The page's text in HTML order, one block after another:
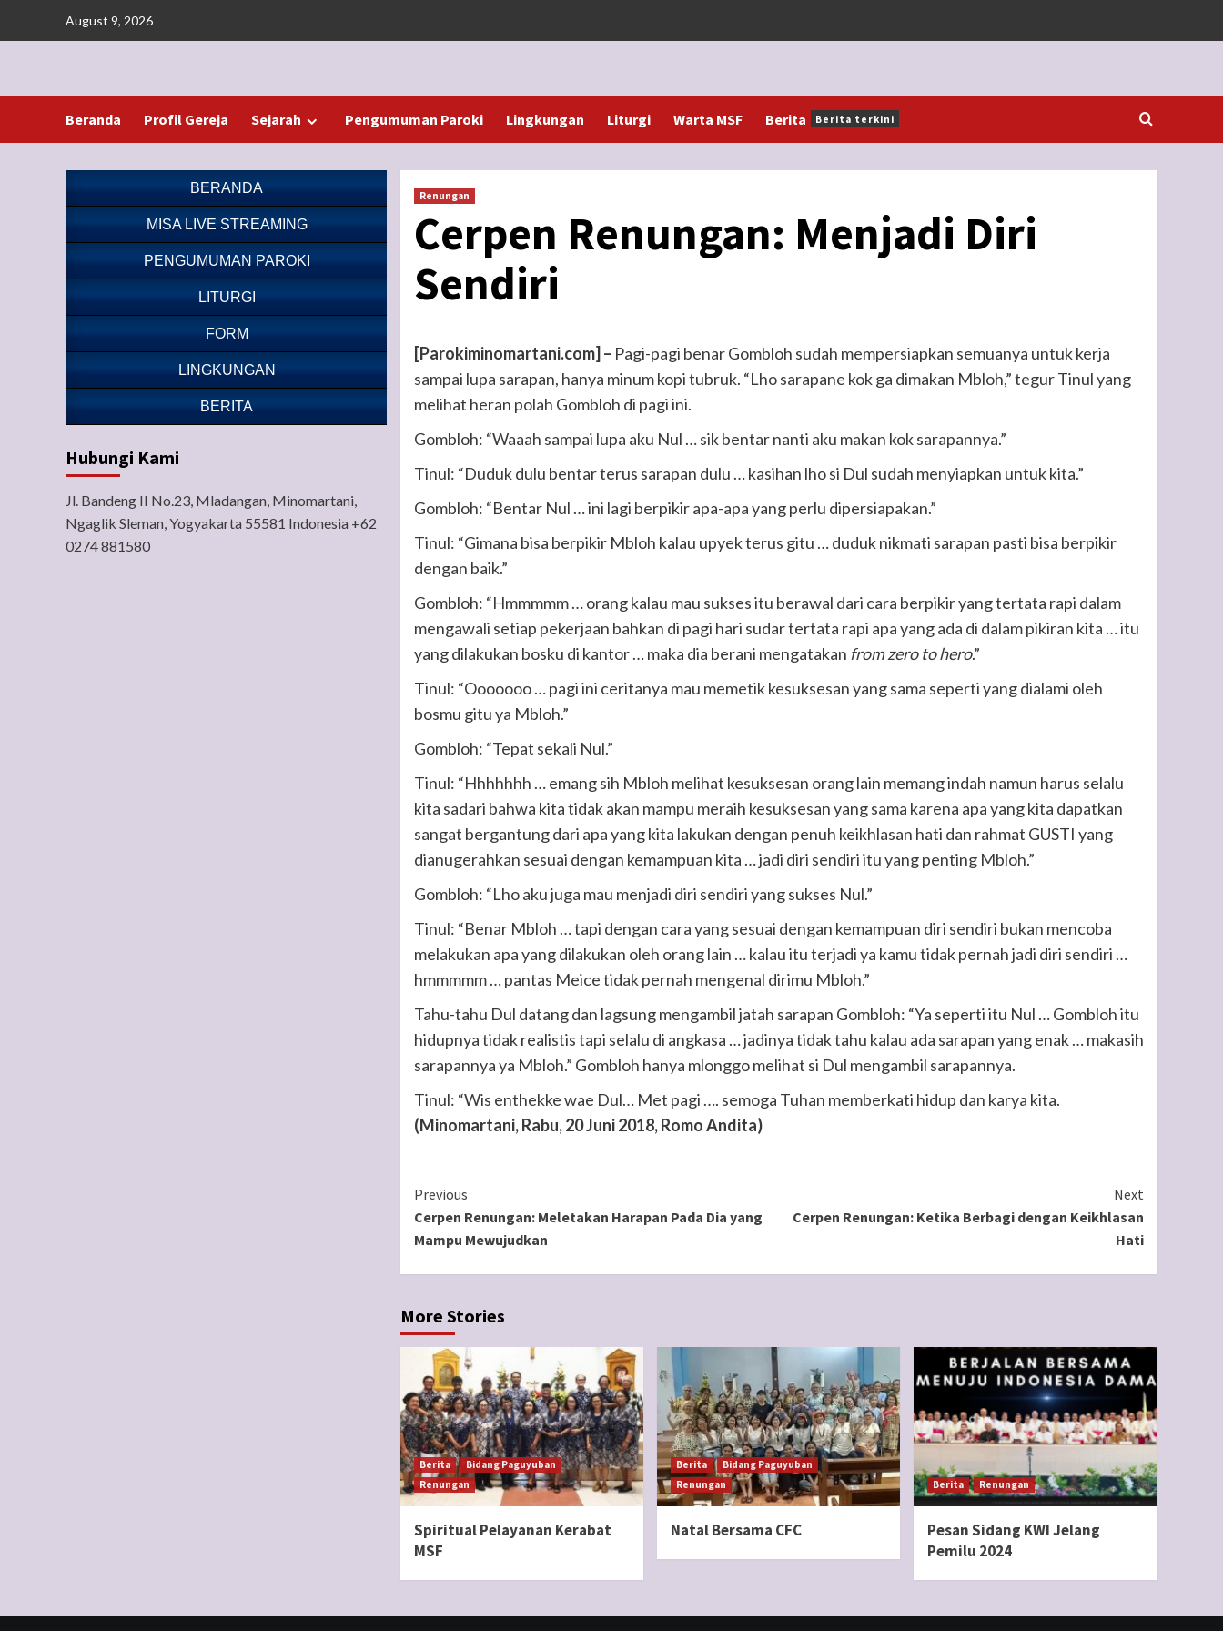
August 9, 2026
Beranda Profil Gereja Sejarah Pengumuman Paroki Lingkungan Liturgi Warta MSF Berita Berita terkini
Renungan
Cerpen Renungan: Menjadi Diri
Sendiri
[Parokiminomartani.com] – Pagi-pagi benar Gombloh sudah mempersiapkan semuanya untuk kerja
sampai lupa sarapan, hanya minum kopi tubruk. “Lho sarapane kok ga dimakan Mbloh,” tegur Tinul yang
melihat heran polah Gombloh di pagi ini.
Gombloh: “Waaah sampai lupa aku Nul … sik bentar nanti aku makan kok sarapannya.”
Tinul: “Duduk dulu bentar terus sarapan dulu … kasihan lho si Dul sudah menyiapkan untuk kita.”
Gombloh: “Bentar Nul … ini lagi berpikir apa-apa yang perlu dipersiapakan.”
Tinul: “Gimana bisa berpikir Mbloh kalau upyek terus gitu … duduk nikmati sarapan pasti bisa berpikir
dengan baik.”
Gombloh: “Hmmmmm … orang kalau mau sukses itu berawal dari cara berpikir yang tertata rapi dalam
mengawali setiap pekerjaan bahkan di pagi hari sudar tertata rapi apa yang ada di dalam pikiran kita … itu
yang dilakukan bosku di kantor … maka dia berani mengatakan from zero to hero.”
Tinul: “Ooooooo … pagi ini ceritanya mau memetik kesuksesan yang sama seperti yang dialami oleh
bosmu gitu ya Mbloh.”
Gombloh: “Tepat sekali Nul.”
Tinul: “Hhhhhhh … emang sih Mbloh melihat kesuksesan orang lain memang indah namun harus selalu
kita sadari bahwa kita tidak akan mampu meraih kesuksesan yang sama karena apa yang kita dapatkan
sangat bergantung dari apa yang kita lakukan dengan penuh keikhlasan hati dan rahmat GUSTI yang
dianugerahkan sesuai dengan kemampuan kita … jadi diri sendiri itu yang penting Mbloh.”
Gombloh: “Lho aku juga mau menjadi diri sendiri yang sukses Nul.”
Tinul: “Benar Mbloh … tapi dengan cara yang sesuai dengan kemampuan diri sendiri bukan mencoba
melakukan apa yang dilakukan oleh orang lain … kalau itu terjadi ya kamu tidak pernah jadi diri sendiri …
hmmmmm … pantas Meice tidak pernah mengenal dirimu Mbloh.”
Tahu-tahu Dul datang dan lagsung mengambil jatah sarapan Gombloh: “Ya seperti itu Nul … Gombloh itu
hidupnya tidak realistis tapi selalu di angkasa … jadinya tidak tahu kalau ada sarapan yang enak … makasih
sarapannya ya Mbloh.” Gombloh hanya mlonggo melihat si Dul mengambil sarapannya.
Tinul: “Wis enthekke wae Dul… Met pagi …. semoga Tuhan memberkati hidup dan karya kita.
(Minomartani, Rabu, 20 Juni 2018, Romo Andita)
Continue
Reading
Previous
Cerpen Renungan: Meletakan Harapan Pada Dia yang
Mampu Mewujudkan
Next
Cerpen Renungan: Ketika Berbagi dengan Keikhlasan
Hati
More Stories
Berita
Bidang Paguyuban
Renungan
Spiritual Pelayanan Kerabat
MSF
Berita
Bidang Paguyuban
Renungan
Natal Bersama CFC
Berita Renungan
Pesan Sidang KWI Jelang
Pemilu 2024
BERANDA
MISA LIVE STREAMING
PENGUMUMAN PAROKI
LITURGI
FORM
LINGKUNGAN
BERITA
Hubungi Kami
Jl. Bandeng II No.23, Mladangan, Minomartani,
Ngaglik Sleman, Yogyakarta 55581 Indonesia +62
0274 881580